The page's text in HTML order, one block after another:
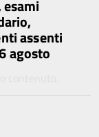
assenti
agosto